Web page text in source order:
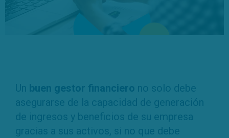
Un buen gestor financiero no solo debe
asegurarse de la capacidad de generación
de ingresos y beneficios de su empresa
gracias a sus activos, si no que debe